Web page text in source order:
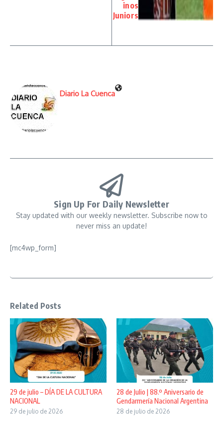
inos
Juniors
Diario La Cuenca
Sign Up For Daily Newsletter
Stay updated with our weekly newsletter. Subscribe now to
never miss an update!
[mc4wp_form]
Related Posts
29 de julio – DÍA DE LA CULTURA
NACIONAL
29 de julio de 2026
28 de Julio | 88.º Aniversario de
Gendarmería Nacional Argentina
28 de julio de 2026